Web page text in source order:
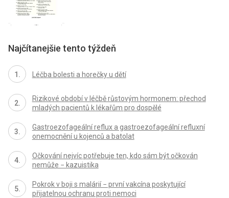
Najčítanejšie tento týždeň
Léčba bolesti a horečky u dětí
Rizikové období v léčbě růstovým hormonem: přechod
mladých pacientů k lékařům pro dospělé
Gastroezofageální reflux a gastroezofageální refluxní
onemocnění u kojenců a batolat
Očkování nejvíc potřebuje ten, kdo sám být očkován
nemůže − kazuistika
Pokrok v boji s malárií − první vakcína poskytující
přijatelnou ochranu proti nemoci